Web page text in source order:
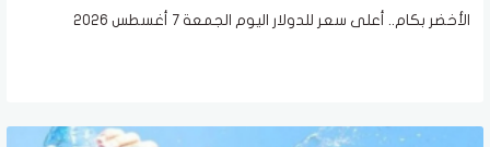
الأخضر بكام.. أعلى سعر للدولار اليوم الجمعة 7 أغسطس 2026